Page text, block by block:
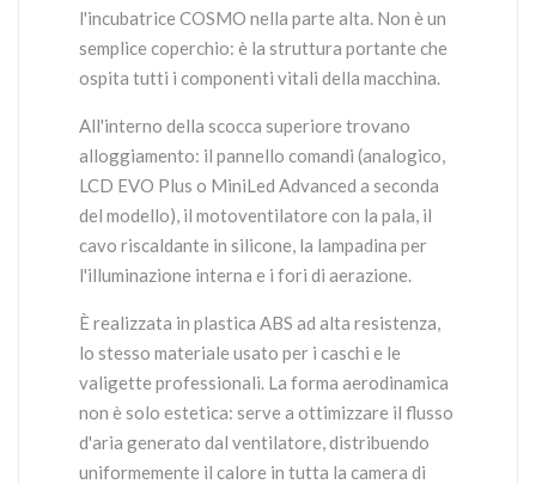
l'incubatrice COSMO nella parte alta. Non è un
semplice coperchio: è la struttura portante che
ospita tutti i componenti vitali della macchina.
All'interno della scocca superiore trovano
alloggiamento: il pannello comandi (analogico,
LCD EVO Plus o MiniLed Advanced a seconda
del modello), il motoventilatore con la pala, il
cavo riscaldante in silicone, la lampadina per
l'illuminazione interna e i fori di aerazione.
È realizzata in plastica ABS ad alta resistenza,
lo stesso materiale usato per i caschi e le
valigette professionali. La forma aerodinamica
non è solo estetica: serve a ottimizzare il flusso
d'aria generato dal ventilatore, distribuendo
uniformemente il calore in tutta la camera di